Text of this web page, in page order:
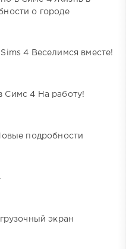
о городе
4 Веселимся вместе!
Симс 4 На работу!
подробности
экран